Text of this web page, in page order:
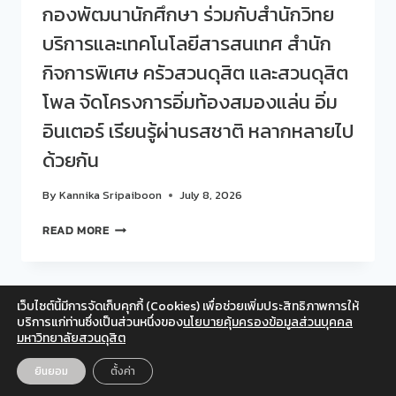
กองพัฒนานักศึกษา ร่วมกับสำนักวิทย
บริการและเทคโนโลยีสารสนเทศ สำนัก
กิจการพิเศษ ครัวสวนดุสิต และสวนดุสิต
โพล จัดโครงการอิ่มท้องสมองแล่น อิ่ม
อินเตอร์ เรียนรู้ผ่านรสชาติ หลากหลายไป
ด้วยกัน
ByKannika Sripaiboon July 8, 2026
READ MOREศูนย์
ศึกษา
และ
อาชีพ
กอง
พัฒนา
นักศึกษา
Facebook Twitter Instagram
YouTube
สำหรับเจ้าหน้าที่
© 2026 สวนดุสิตโพล มหาวิทยาลัยสวนดุสิต
เว็บไซต์นี้มีการจัดเก็บคุกกี้ (Cookies) เพื่อช่วยเพิ่มประสิทธิภาพการให้
บริการแก่ท่านซึ่งเป็นส่วนหนึ่งของนโยบายคุ้มครองข้อมูลส่วนบุคคล
มหาวิทยาลัยสวนดุสิต
ยินยอม ตั้งค่า